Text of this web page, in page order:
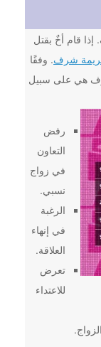
قام أخٌ بقتل
شرف. وفقًا
هي على سبيل
رفض
التعاون
في زواج
نسبي.
الرغبة
في إنهاء
العلاقة.
تعرض
للاعتداء